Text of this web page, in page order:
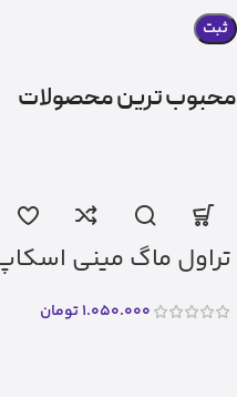
محبوب ترین محصولات
تراول ماگ مینی
1.050.000تومان